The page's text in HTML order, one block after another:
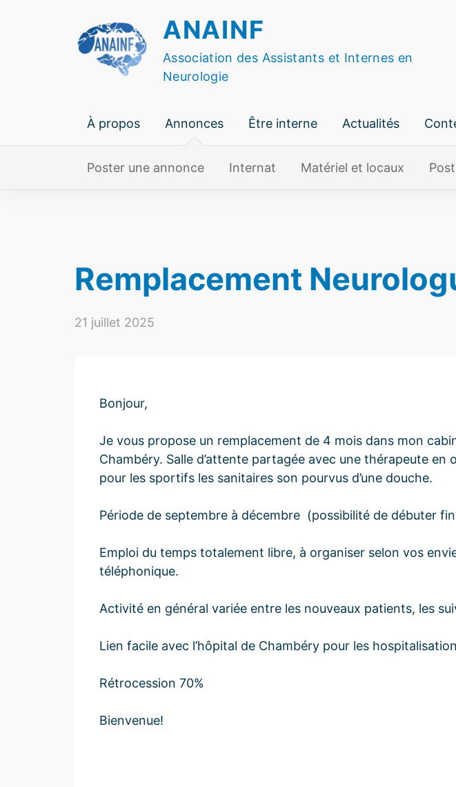
ANAINF
Association des Assistants et Internes en
Neurologie
À propos Annonces Être interne Actualités
Poster une annonce Internat Matériel et locaux
Remplacement
21 juillet 2025
Bonjour,
Je vous propose un remplacement de 4 mois dans mon
Chambéry. Salle d’attente partagée avec une thérapeute
pour les sportifs les sanitaires son pourvus d’une douche.
Période de septembre à décembre (possibilité de débuter
Emploi du temps totalement libre, à organiser selon vos
téléphonique.
Activité en général variée entre les nouveaux patients, les
Lien facile avec l’hôpital de Chambéry pour les
Rétrocession 70%
Bienvenue!